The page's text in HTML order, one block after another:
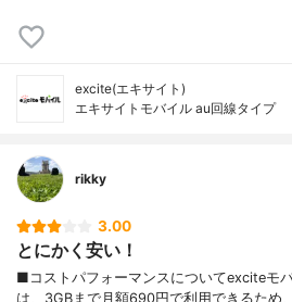
excite(エキサイト)
エキサイトモバイル au回線タイプ
rikky
3.00
とにかく安い！
■コストパフォーマンスについてexciteモ
は、3GBまで月額690円で利用できるため